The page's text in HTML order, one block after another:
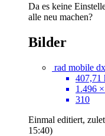
Da es keine
alle neu machen?
Bilder
rad mobile
407,71
1.496
310
Einmal editiert,
15:40)